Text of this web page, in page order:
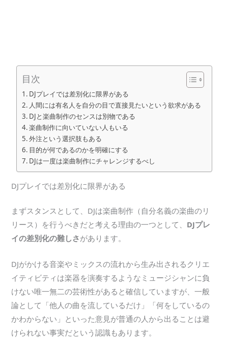
目次
DJプレイでは差別化に限界がある
人間には有名人を自分の目で直接見たいという欲求がある
DJと楽曲制作のセンスは別物である
楽曲制作に向いていない人もいる
外注という選択肢もある
目的が何であるのかを明確にする
DJは一度は楽曲制作にチャレンジするべし
DJプレイでは差別化に限界がある
まずスタンスとして、DJは楽曲制作（自分名義の楽曲のリ
リース）を行うべきだと考える理由の一つとして、 DJプレ
イの差別化の難しさがあります。
DJがかける音楽やミックスの流れから生み出されるクリエ
イティビティは楽器を演奏するようなミュージシャンに負
けない唯一無二の芸術性があると確信していますが、一般
論として「他人の曲を流しているだけ」「何をしているの
かわからない」といった意見が普通の人から出ることは避
けられない事実だという認識もあります。